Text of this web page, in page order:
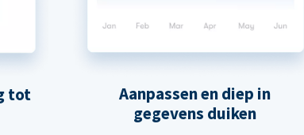
tot
Aanpassen en diep in
gegevens duiken